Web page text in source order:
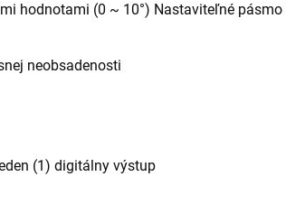
hodnotami (0 ~ 10°) Nastaviteľné pásmo
neobsadenosti
(1) digitálny výstup